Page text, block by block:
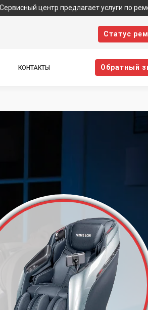
предлагает услуги по ремонту и
Cтатус
КОНТАКТЫ Oбратный